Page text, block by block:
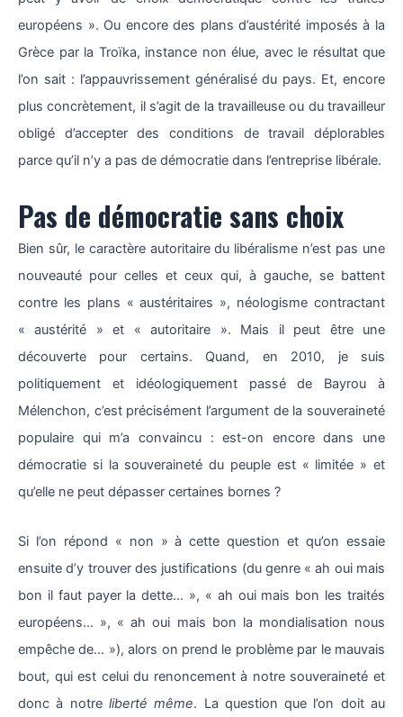
européens ». Ou encore des plans d’austérité imposés à la
Grèce par la Troïka, instance non élue, avec le résultat que
l’on sait : l’appauvrissement généralisé du pays. Et, encore
plus concrètement, il s’agit de la travailleuse ou du travailleur
obligé d’accepter des conditions de travail déplorables
parce qu’il n’y a pas de démocratie dans l’entreprise libérale.
Pas de démocratie sans choix
Bien sûr, le caractère autoritaire du libéralisme n’est pas une
nouveauté pour celles et ceux qui, à gauche, se battent
contre les plans « austéritaires », néologisme contractant
« austérité » et « autoritaire ». Mais il peut être une
découverte pour certains. Quand, en 2010, je suis
politiquement et idéologiquement passé de Bayrou à
Mélenchon, c’est précisément l’argument de la souveraineté
populaire qui m’a convaincu : est-on encore dans une
démocratie si la souveraineté du peuple est « limitée » et
qu’elle ne peut dépasser certaines bornes ?
Si l’on répond « non » à cette question et qu’on essaie
ensuite d’y trouver des justifications (du genre « ah oui mais
bon il faut payer la dette… », « ah oui mais bon les traités
européens… », « ah oui mais bon la mondialisation nous
empêche de… »), alors on prend le problème par le mauvais
bout, qui est celui du renoncement à notre souveraineté et
donc à notre liberté même. La question que l’on doit au